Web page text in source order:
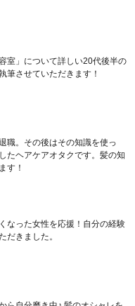
室」について詳しい20代後半の
筆させていただきます！
職。その後はその知識を使っ
たヘアケアオタクです。髪の知
す！
なった女性を応援！自分の経験
だきました。